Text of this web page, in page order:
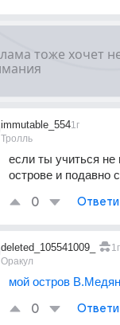
immutable_554
Тролль
1г
если ты учиться
острове и подавно
0
deleted_105541009_
Оракул
1г
мой остров
0